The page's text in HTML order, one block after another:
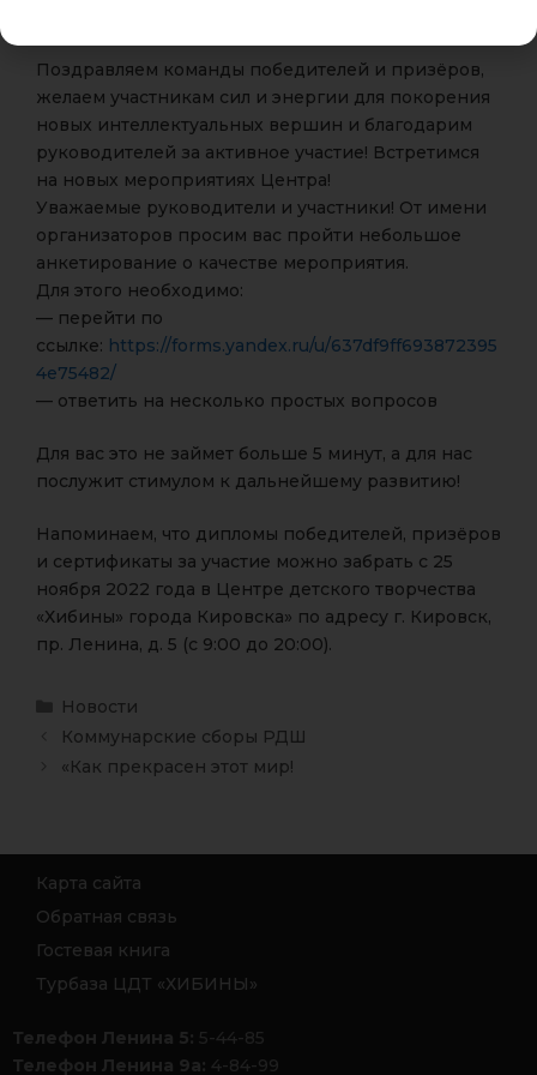
Поздравляем команды победителей и призёров,
желаем участникам сил и энергии для покорения
новых интеллектуальных вершин и благодарим
руководителей за активное участие! Встретимся
на новых мероприятиях Центра!
Уважаемые руководители и участники! От имени
организаторов просим вас пройти небольшое
анкетирование о качестве мероприятия.
Для этого необходимо:
— перейти по
ссылке: https://forms.yandex.ru/u/637df9ff693872395
4e75482/
— ответить на несколько простых вопросов
Для вас это не займет больше 5 минут, а для нас
послужит стимулом к дальнейшему развитию!
Напоминаем, что дипломы победителей, призёров
и сертификаты за участие можно забрать с 25
ноября 2022 года в Центре детского творчества
«Хибины» города Кировска» по адресу г. Кировск,
пр. Ленина, д. 5 (с 9:00 до 20:00).
Новости
Коммунарские сборы РДШ
«Как прекрасен этот мир!
Карта сайта
Обратная связь
Гостевая книга
Турбаза ЦДТ «ХИБИНЫ»
Телефон Ленина 5: 5-44-85
Телефон Ленина 9а: 4-84-99